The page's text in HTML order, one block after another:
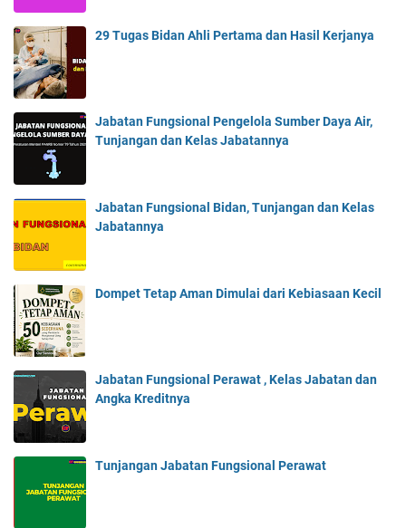
29 Tugas Bidan Ahli Pertama dan Hasil Kerjanya
Jabatan Fungsional Pengelola Sumber Daya Air,
Tunjangan dan Kelas Jabatannya
Jabatan Fungsional Bidan, Tunjangan dan Kelas
Jabatannya
Dompet Tetap Aman Dimulai dari Kebiasaan Kecil
Jabatan Fungsional Perawat , Kelas Jabatan dan
Angka Kreditnya
Tunjangan Jabatan Fungsional Perawat